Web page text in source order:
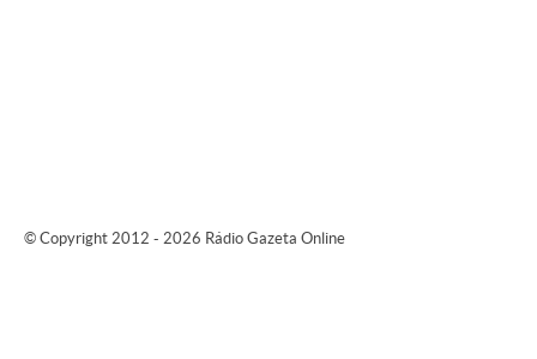
© Copyright 2012 - 2026 Rádio Gazeta Online